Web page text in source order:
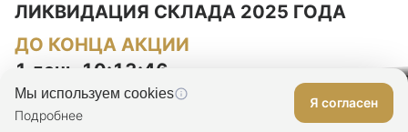
Ульяновская ул, д. 52/55, помещ. 9-18
Согласие на рекламную рассылку
Политика конфиденциальности
Мы используем cookies
Подробнее
Я согласен
ЛИКВИДАЦИЯ СКЛАДА 2025 ГОДА
ДО КОНЦА АКЦИИ
1 день 10:13:45
Оставить заявку